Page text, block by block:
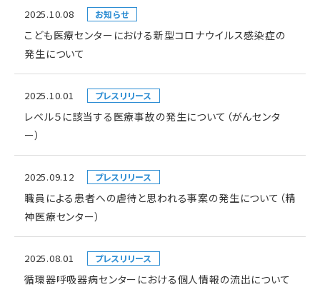
2025.10.08 お知らせ
こども医療センターにおける新型コロナウイルス感染症の
発生について
2025.10.01 プレスリリース
レベル５に該当する医療事故の発生について（がんセンタ
ー）
2025.09.12 プレスリリース
職員による患者への虐待と思われる事案の発生について（精
神医療センター）
2025.08.01 プレスリリース
循環器呼吸器病センターにおける個人情報の流出について